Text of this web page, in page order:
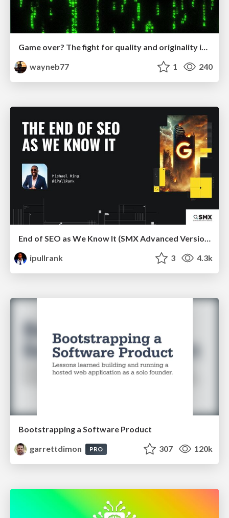
Game over? The fight for quality and originality in the time of robots
wayneb77
1 240
End of SEO as We Know It (SMX Advanced Version)
ipullrank
3 4.3k
Bootstrapping a Software Product
garrettdimon
PRO 307 120k